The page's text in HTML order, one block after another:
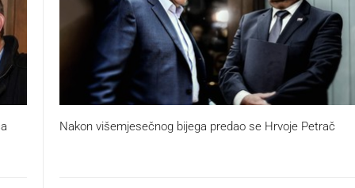
Nakon višemjesečnog bijega predao se Hrvoje Petrač